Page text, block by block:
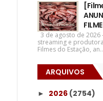
3 de agosto de
streaming e
Filmes do Estação,
ARQUIVOS
► 2026 (2754)